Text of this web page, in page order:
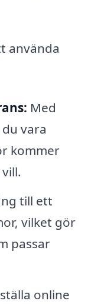
använda
Med
vara
kommer
till ett
vilket gör
passar
online